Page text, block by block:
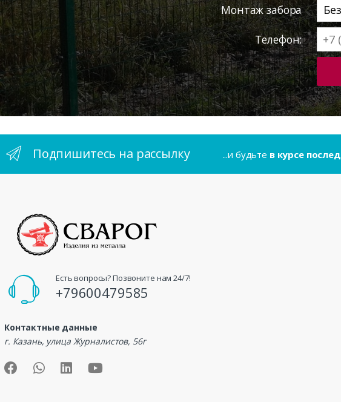
Монтаж забора
Телефон:
Подпишитесь на рассылку ...и будьте в курсе
Есть вопросы? Позвоните нам 24/7!
+79600479585
Контактные данные
г. Казань, улица Журналистов, 56г